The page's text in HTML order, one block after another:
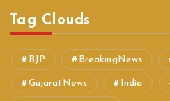
Tag Clouds
BJP BreakingNews
GujaratNews India